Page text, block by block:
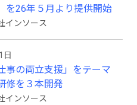
を26年５月より提供開始
インソース
日
事の両立支援」をテーマ
修を３本開発
インソース